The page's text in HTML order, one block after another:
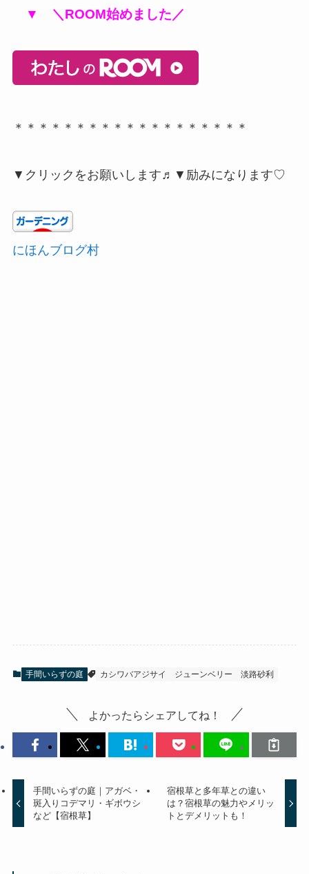
▼ ＼ROOM始めました／
＊＊＊＊＊＊＊＊＊＊＊＊＊＊＊＊＊＊＊
▼クリックをお願いします♬▼励みになります♡
にほんブログ村
手間いらずの庭 カシワバアジサイ ジューンベリー 淡路砂利
よかったらシェアしてね！
手間いらずの庭｜アガベ・
斑入りコデマリ・ギボウシ
など【宿根草】
宿根草と多年草との違い
は？宿根草の魅力やメリッ
トとデメリットも！